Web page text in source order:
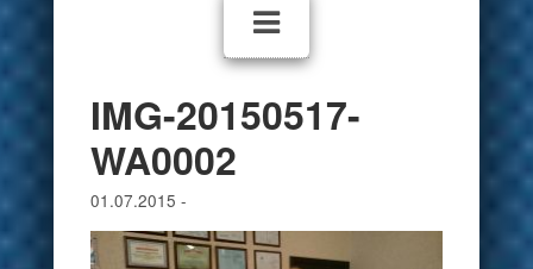
IMG-20150517-
WA0002
01.07.2015 -